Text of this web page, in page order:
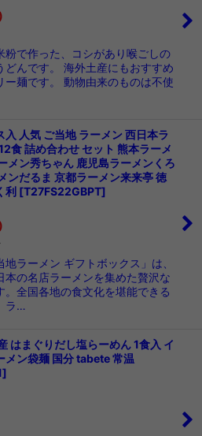
粉で作った、コシがあり喉ごしの
どんです。 海外土産にもおすすめ
ー麺です。 動物由来のものは不使
入 人気 ご当地 ラーメン 西日本ラ
食 詰め合わせ セット 熊本ラーメ
メン秀ちゃん 鹿児島ラーメンくろ
ンだるま 京都ラーメン来来亭 徳
利 [T27FS22GBPT]
ラーメン ギフトボックス」は、
本の名店ラーメンを集めた贅沢な
。全国各地の食文化を堪能できる
ラ…
はまぐりだし塩らーめん 1食入 イ
メン袋麺 国分 tabete 常温
]